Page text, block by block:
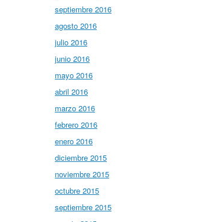
septiembre 2016
agosto 2016
julio 2016
junio 2016
mayo 2016
abril 2016
marzo 2016
febrero 2016
enero 2016
diciembre 2015
noviembre 2015
octubre 2015
septiembre 2015